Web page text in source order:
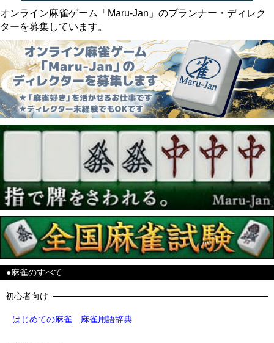
オンライン麻雀ゲーム「Maru-Jan」のプランナー・ディレク
ターを募集しています。
●麻雀のすべて
初心者向け
はじめての麻雀 麻雀用語辞典